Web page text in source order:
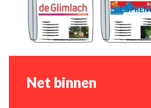
Net binnen